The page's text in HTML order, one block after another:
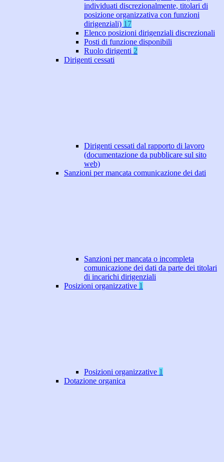
individuati discrezionalmente, titolari di
posizione organizzativa con funzioni
dirigenziali) 17
Elenco posizioni dirigenziali discrezionali
Posti di funzione disponibili
Ruolo dirigenti 2
Dirigenti cessati
Dirigenti cessati dal rapporto di lavoro
(documentazione da pubblicare sul sito
web)
Sanzioni per mancata comunicazione dei dati
Sanzioni per mancata o incompleta
comunicazione dei dati da parte dei titolari
di incarichi dirigenziali
Posizioni organizzative 1
Posizioni organizzative 1
Dotazione organica